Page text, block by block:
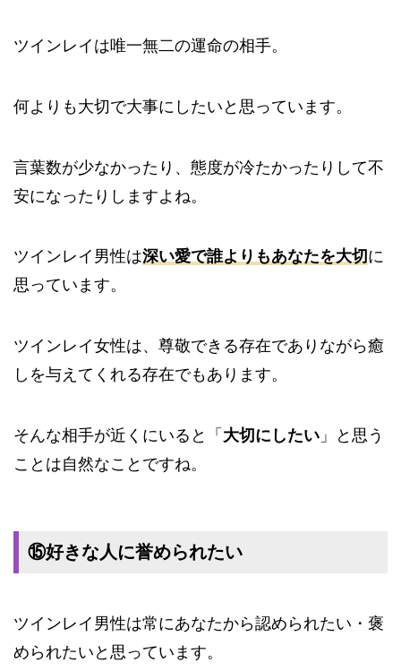
ツインレイは唯一無二の運命の相手。
何よりも大切で大事にしたいと思っています。
言葉数が少なかったり、態度が冷たかったりして不
安になったりしますよね。
ツインレイ男性は深い愛で誰よりもあなたを大切 に
思っています。
ツインレイ女性は、尊敬できる存在でありながら癒
しを与えてくれる存在でもあります。
そんな相手が近くにいると「 大切にしたい 」と思う
ことは自然なことですね。
⑮好きな人に誉められたい
ツインレイ男性は常にあなたから認められたい・褒
められたいと思っています。